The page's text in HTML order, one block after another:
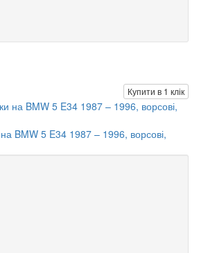
Купити в 1 клік
BMW 5 E34 1987 – 1996, ворсові,